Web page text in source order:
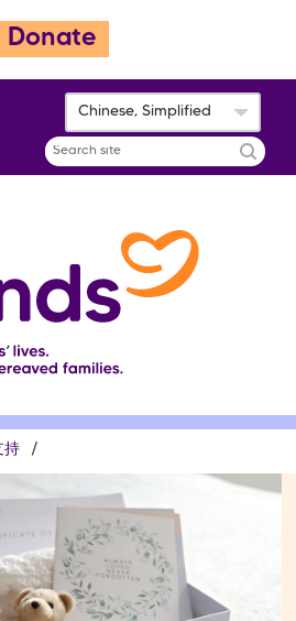
Donate
Chinese, Simplified
Search
持